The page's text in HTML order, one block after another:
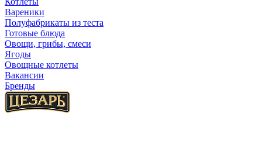
Вареники
Полуфабрикаты из теста
Готовые блюда
Овощи, грибы, смеси
Ягоды
Овощные котлеты
Вакансии
Бренды